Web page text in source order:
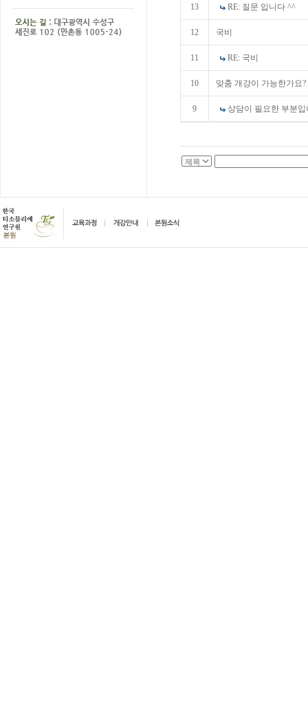
13 RE: 질문 입니다 ^^
12 국비
11 RE: 국비
10 맞춤 개강이 가능한가요?
9 상담이 필요한 부분입